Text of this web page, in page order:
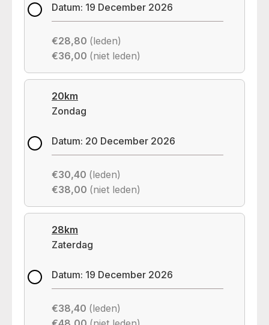
Datum: 19 December 2026
€28,80 (leden)
€36,00 (niet leden)
20km
Zondag
Datum: 20 December 2026
€30,40 (leden)
€38,00 (niet leden)
28km
Zaterdag
Datum: 19 December 2026
€38,40 (leden)